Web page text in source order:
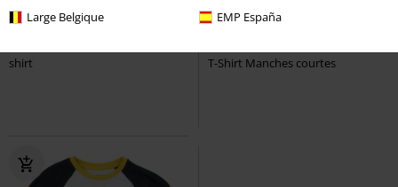
Large Belgique EMP España
€ 19,99
shirt
€ 14,99
T-Shirt Manches courtes